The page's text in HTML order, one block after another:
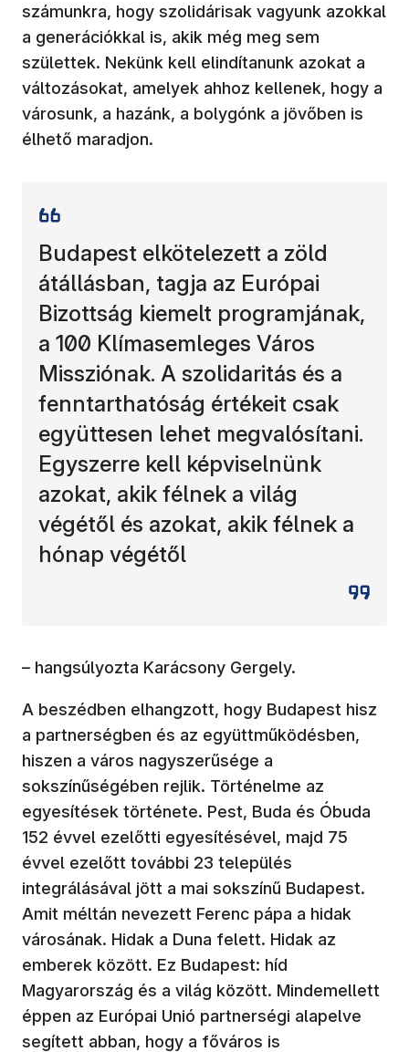
számunkra, hogy szolidárisak vagyunk azokkal
a generációkkal is, akik még meg sem
születtek. Nekünk kell elindítanunk azokat a
változásokat, amelyek ahhoz kellenek, hogy a
városunk, a hazánk, a bolygónk a jövőben is
élhető maradjon.
Budapest elkötelezett a zöld
átállásban, tagja az Európai
Bizottság kiemelt programjának,
a 100 Klímasemleges Város
Missziónak. A szolidaritás és a
fenntarthatóság értékeit csak
együttesen lehet megvalósítani.
Egyszerre kell képviselnünk
azokat, akik félnek a világ
végétől és azokat, akik félnek a
hónap végétől
– hangsúlyozta Karácsony Gergely.
A beszédben elhangzott, hogy Budapest hisz
a partnerségben és az együttműködésben,
hiszen a város nagyszerűsége a
sokszínűségében rejlik. Történelme az
egyesítések története. Pest, Buda és Óbuda
152 évvel ezelőtti egyesítésével, majd 75
évvel ezelőtt további 23 település
integrálásával jött a mai sokszínű Budapest.
Amit méltán nevezett Ferenc pápa a hidak
városának. Hidak a Duna felett. Hidak az
emberek között. Ez Budapest: híd
Magyarország és a világ között. Mindemellett
éppen az Európai Unió partnerségi alapelve
segített abban, hogy a főváros is